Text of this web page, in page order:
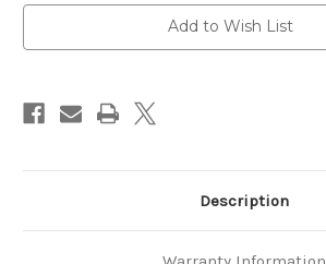
-
C/Index
-
C/Index
Add to Wish List
Description